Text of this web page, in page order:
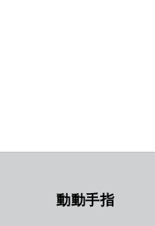
動動手指